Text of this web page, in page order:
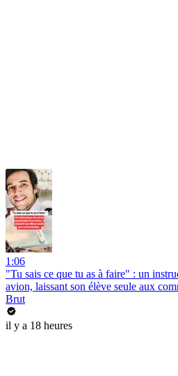
1:06
"Tu sais ce que tu as à faire" : un
avion, laissant son élève seule aux
Brut
il y a 18 heures